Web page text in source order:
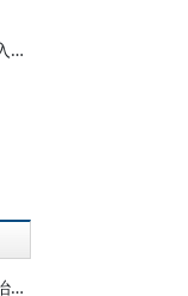
蔡昉：坚持“投资于人”为高质量发展注入持久动力——兼论如何实现2035年和“十五五”时期的发展目标
任保平：中国“两大奇迹”形成逻辑的政治经济学阐释